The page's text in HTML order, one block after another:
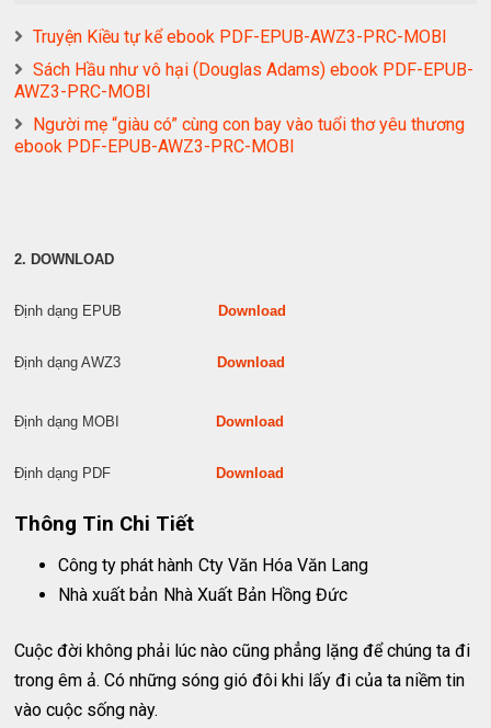
Truyện Kiều tự kể ebook PDF-EPUB-AWZ3-PRC-MOBI
Sách Hầu như vô hại (Douglas Adams) ebook PDF-EPUB-
AWZ3-PRC-MOBI
Người mẹ “giàu có” cùng con bay vào tuổi thơ yêu thương
ebook PDF-EPUB-AWZ3-PRC-MOBI
2. DOWNLOAD
Định dạng EPUB Download
Định dạng AWZ3 Download
Định dạng MOBI Download
Định dạng PDF Download
Thông Tin Chi Tiết
Công ty phát hành Cty Văn Hóa Văn Lang
Nhà xuất bản Nhà Xuất Bản Hồng Đức
Cuộc đời không phải lúc nào cũng phẳng lặng để chúng ta đi
trong êm ả. Có những sóng gió đôi khi lấy đi của ta niềm tin
vào cuộc sống này.